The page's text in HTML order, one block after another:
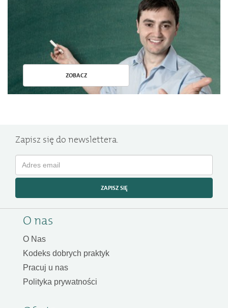
ZOBACZ
Zapisz się do newslettera.
ZAPISZ SIĘ
O nas
O Nas
Kodeks dobrych praktyk
Pracuj u nas
Polityka prywatności